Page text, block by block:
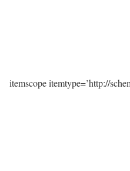
itemscope itemtype=’http://